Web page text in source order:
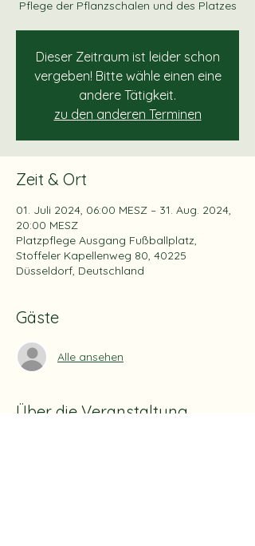
Dieser Zeitraum ist leider schon
vergeben! Bitte wähle einen eine
andere Tätigkeit.
zu den anderen Terminen
Zeit & Ort
01. Juli 2024, 06:00 MESZ – 31. Aug. 2024,
20:00 MESZ
Platzpflege Ausgang Fußballplatz,
Stoffeler Kapellenweg 80, 40225
Düsseldorf, Deutschland
Gäste
Alle ansehen
Über die Veranstaltung